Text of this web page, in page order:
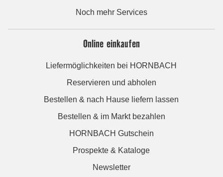
Noch mehr Services
Online einkaufen
Liefermöglichkeiten bei HORNBACH
Reservieren und abholen
Bestellen & nach Hause liefern lassen
Bestellen & im Markt bezahlen
HORNBACH Gutschein
Prospekte & Kataloge
Newsletter